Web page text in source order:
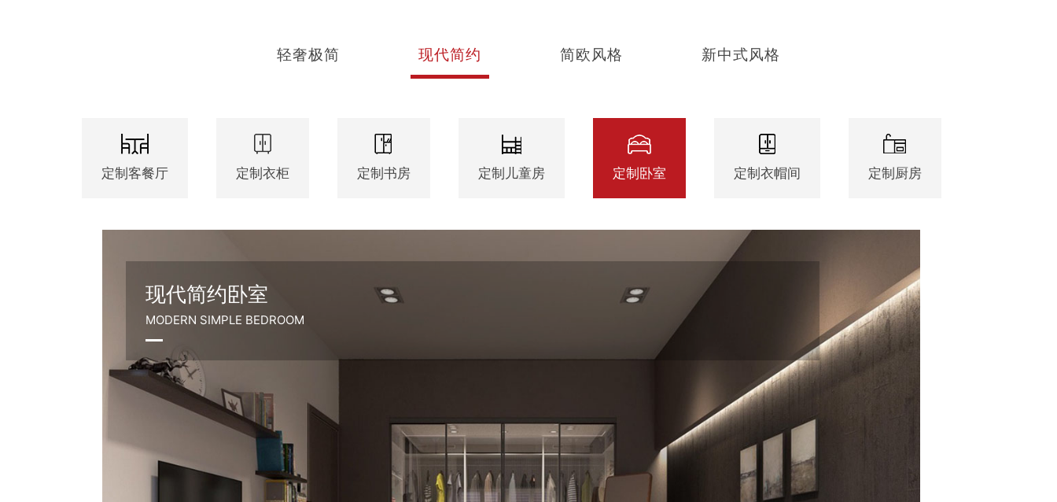
轻奢极简 现代简约 简欧风格 新中式风格
定制客餐厅 定制衣柜 定制书房 定制儿童房 定制卧室 定制衣帽间 定制厨房
现代简约卧室
MODERN SIMPLE BEDROOM